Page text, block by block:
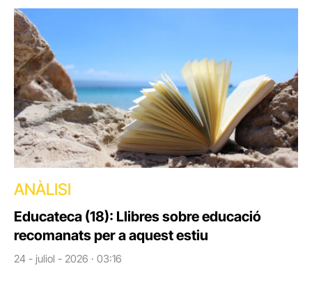
ANÀLISI
Educateca (18): Llibres sobre educació
recomanats per a aquest estiu
24 - juliol - 2026 · 03:16